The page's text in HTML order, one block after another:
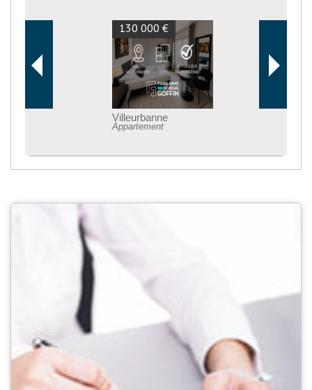
130 000 €
Villeurbanne
Appartement